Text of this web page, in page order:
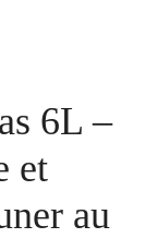
6L –
et
au